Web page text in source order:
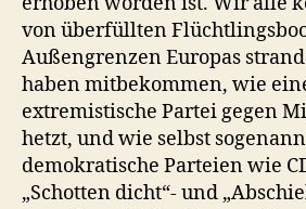
von überfüllten
Außengrenzen Europas
haben mitbekommen, wie
extremistische Partei gegen
hetzt, und wie selbst
demokratische Parteien wie
„Schotten dicht“- und